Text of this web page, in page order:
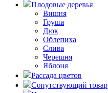
Плодовые деревья
Вишня
Груша
Дюк
Облепиха
Слива
Черешня
Яблоня
Рассада цветов
Сопутствующий товар